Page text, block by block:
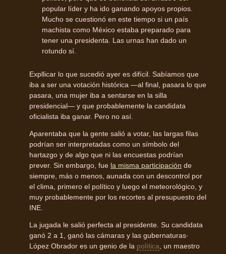
popular líder y ha ido ganando apoyos propios.
Mucho se cuestionó en este tiempo si un país
machista como México estaba preparado para
tener una presidenta. Las urnas han dado un
rotundo sí.
Expllicar lo que sucedió ayer es difícil. Sabíamos que
iba a ser una votación histórica —al final, pasara lo que
pasara, una mujer iba a sentarse en la silla
presidencial— y que probablemente la candidata
oficialista iba ganar. Pero no así.
Aparentaba que la gente salió a votar, las largas filas
podrían ser interpretadas como un símbolo del
hartazgo y de algo que ni las encuestas podrían
prever. Sin embargo, fue la misma participación de
siempre, más o menos, aunada con un descontrol por
el clima, primero el político y luego el meteorológico, y
muy probablemente por los recortes al presupuesto del
INE.
La jugada le salió perfecta al presidente. Su candidata
ganó 2 a 1, ganó las cámaras y las gubernaturas·
López Obrador es un genio de la política , un maestro